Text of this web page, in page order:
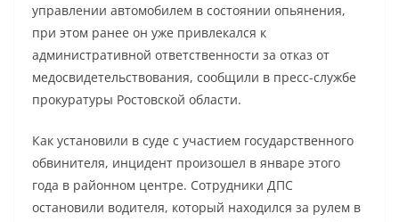
управлении автомобилем в состоянии опьянения,
при этом ранее он уже привлекался к
административной ответственности за отказ от
медосвидетельствования, сообщили в пресс-службе
прокуратуры Ростовской области.
Как установили в суде с участием государственного
обвинителя, инцидент произошел в январе этого
года в районном центре. Сотрудники ДПС
остановили водителя, который находился за рулем в